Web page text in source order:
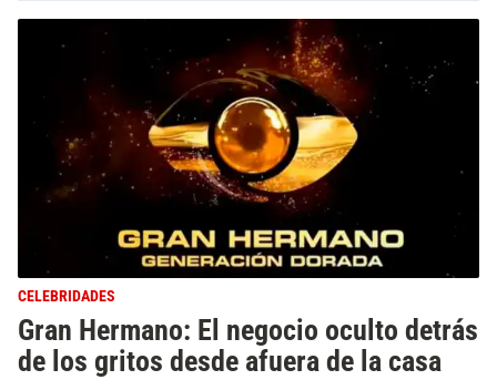
CELEBRIDADES
Gran Hermano: El negocio oculto detrás
de los gritos desde afuera de la casa